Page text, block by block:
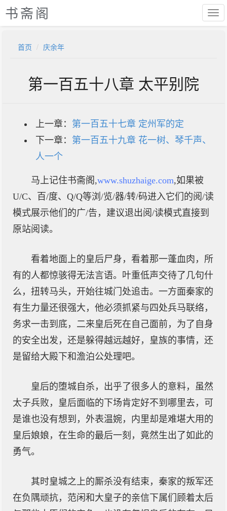
书斋阁
首页 庆余年
第一百五十八章 太平别院
上一章： 第一百五十七章 定州军的定
下一章： 第一百五十九章 花一树、琴千声、
人一个
马上记住书斋阁,www.shuzhaige.com,如果被
U/C、百/度、Q/Q等浏/览/器/转/码进入它们的阅/读
模式展示他们的广/告，建议退出阅/读模式直接到
原站阅读。
看着地面上的皇后尸身，看着那一蓬血肉，所
有的人都惊骇得无法言语。叶重低声交待了几句什
么，扭转马头，开始往城门处追击。一方面秦家的
有生力量还很强大，他必须抓紧与四处兵马联络，
务求一击到底，二来皇后死在自己面前，为了自身
的安全出发，还是躲得越远越好，皇族的事情，还
是留给大殿下和澹泊公处理吧。
皇后的堕城自杀，出乎了很多人的意料，虽然
太子兵败，皇后面临的下场肯定好不到哪里去，可
是谁也没有想到，外表温婉，内里却是难堪大用的
皇后娘娘，在生命的最后一刻，竟然生出了如此的
勇气。
其时皇城之上的厮杀没有结束，秦家的叛军还
在负隅顽抗，范闲和大皇子的亲信下属们顾着太后